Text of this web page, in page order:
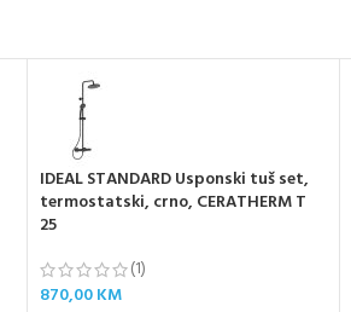
IDEAL STANDARD Usponski tuš set,
termostatski, crno, CERATHERM T
25
(1)
870,00KM